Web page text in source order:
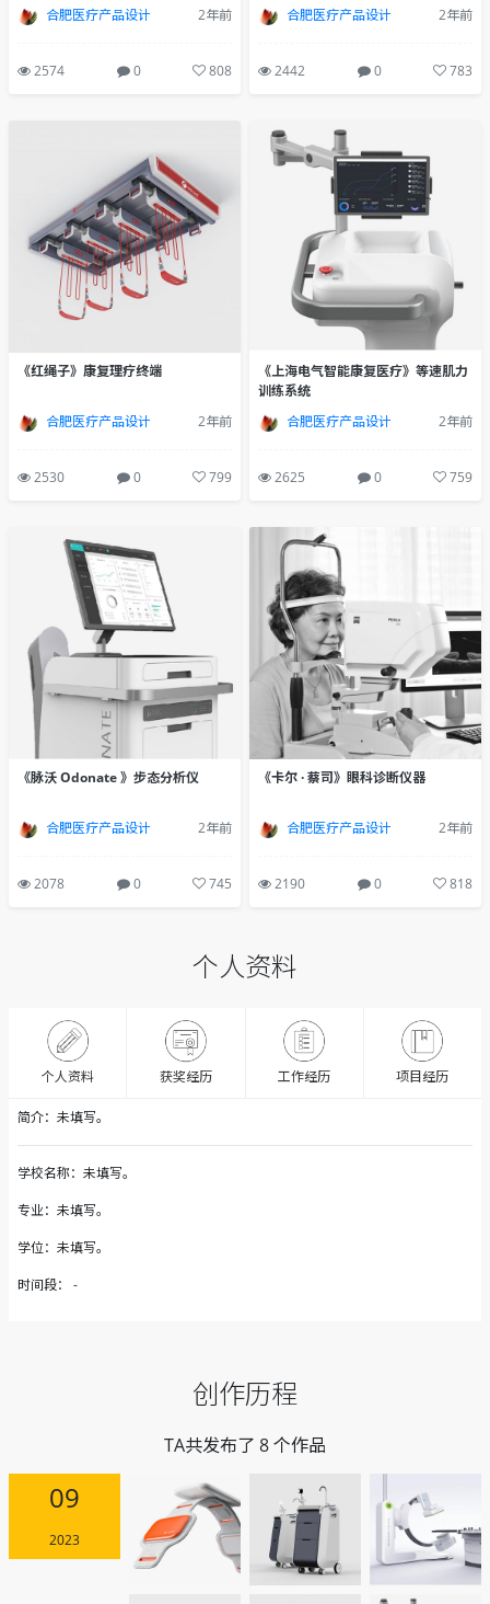
合肥医疗产品设计 2年前
2574 0 808
合肥医疗产品设计 2年前
2442 0 783
《红绳子》康复理疗终端
合肥医疗产品设计 2年前
2530 0 799
《上海电气智能康复医疗》等速肌力
训练系统
合肥医疗产品设计
2年前
2625 0 759
《脉沃 Odonate 》步态分析仪
合肥医疗产品设计 2年前
2078 0 745
《卡尔 · 蔡司》眼科诊断仪器
合肥医疗产品设计 2年前
2190 0 818
个人资料
个人资料 获奖经历 工作经历 项目经历
简介：未填写。
学校名称：未填写。
专业：未填写。
学位：未填写。
时间段： -
创作历程
TA共发布了 8 个作品
09
2023